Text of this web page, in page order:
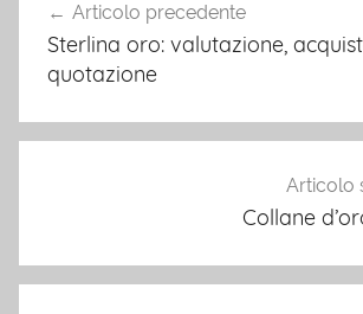
l
articoli
Articolo precedente
Sterlina oro: valutazione,
quotazione
Articolo
Collane